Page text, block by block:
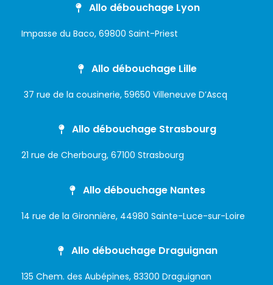
Allo débouchage Lyon
Impasse du Baco, 69800 Saint-Priest
Allo débouchage Lille
37 rue de la cousinerie, 59650 Villeneuve D’Ascq
Allo débouchage Strasbourg
21 rue de Cherbourg, 67100 Strasbourg
Allo débouchage Nantes
14 rue de la Gironnière, 44980 Sainte-Luce-sur-Loire
Allo débouchage Draguignan
135 Chem. des Aubépines, 83300 Draguignan